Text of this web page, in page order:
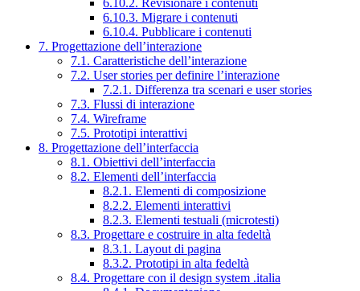
6.10.2. Revisionare i contenuti
6.10.3. Migrare i contenuti
6.10.4. Pubblicare i contenuti
7. Progettazione dell’interazione
7.1. Caratteristiche dell’interazione
7.2. User stories per definire l’interazione
7.2.1. Differenza tra scenari e user stories
7.3. Flussi di interazione
7.4. Wireframe
7.5. Prototipi interattivi
8. Progettazione dell’interfaccia
8.1. Obiettivi dell’interfaccia
8.2. Elementi dell’interfaccia
8.2.1. Elementi di composizione
8.2.2. Elementi interattivi
8.2.3. Elementi testuali (microtesti)
8.3. Progettare e costruire in alta fedeltà
8.3.1. Layout di pagina
8.3.2. Prototipi in alta fedeltà
8.4. Progettare con il design system .italia